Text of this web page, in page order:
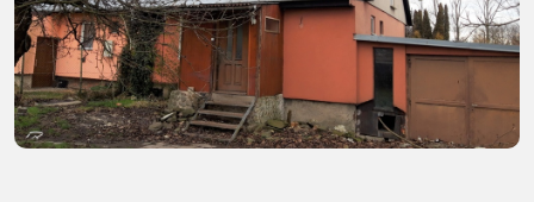
Další fotografie (14)